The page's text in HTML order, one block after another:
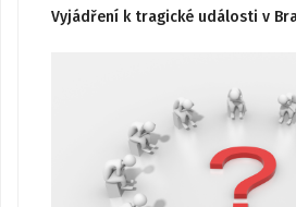
Vyjádření k tragické události v